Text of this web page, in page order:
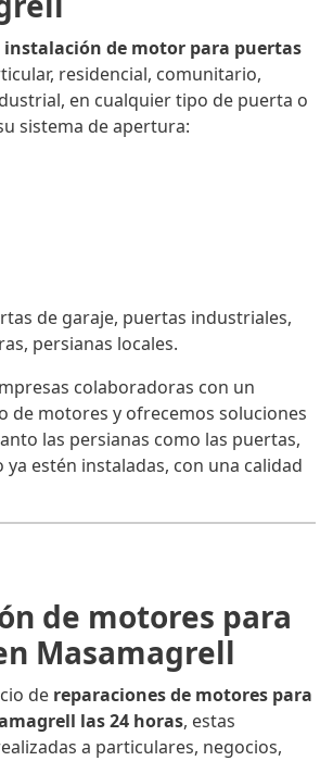
instalación de motor para puertas
residencial, comunitario,
en cualquier tipo de puerta o
sistema de apertura:
de garaje, puertas industriales,
persianas locales.
colaboradoras con un
de motores y ofrecemos soluciones
las persianas como las puertas,
ya estén instaladas, con una calidad
de motores para
Masamagrell
de reparaciones de motores para
las 24 horas, estas
a particulares, negocios,